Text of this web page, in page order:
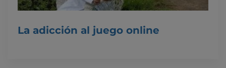
La adicción al juego online